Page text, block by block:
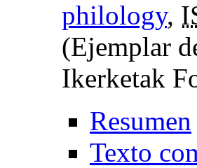
philology,
(Ejemplar
Ikerketak
Resumen
Texto